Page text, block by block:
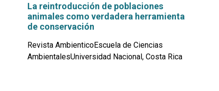
La reintroducción de poblaciones
animales como verdadera herramienta
de conservación
Revista AmbienticoEscuela de Ciencias
AmbientalesUniversidad Nacional, Costa Rica